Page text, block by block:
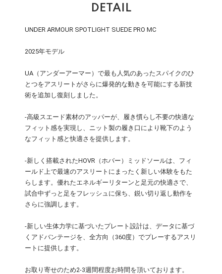
DETAIL
UNDER ARMOUR SPOTLIGHT SUEDE PRO MC
2025年モデル
UA（アンダーアーマー）で最も人気のあったスパイクのひ
とつをアスリートがさらに爆発的な動きを可能にする新技
術を追加し復刻しました。
-高級スエード素材のアッパーが、履き慣らし不要の快適な
フィット感を実現し、ニット製の履き口により靴下のよう
なフィット感と快適さを提供します。
-新しく搭載されたHOVR（ホバー）ミッドソールは、フィ
ールド上で最速のアスリートにまったく新しい体験をもた
らします。優れたエネルギーリターンと足元の快適さで、
試合中ずっと足をフレッシュに保ち、鋭い切り返し動作を
さらに強調します。
-新しい生体力学に基づいたプレート設計は、データに基づ
くアドバンテージを、全方向（360度）でプレーするアスリ
ートに提供します。
お取り寄せのため2-3週間程度お時間を頂いております。